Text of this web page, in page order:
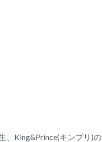
、King&Prince(キンプリ)